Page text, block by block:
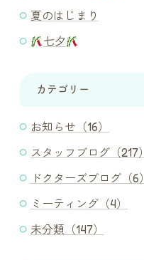
夏のはじまり
七夕
カテゴリー
お知らせ（16）
スタッフブログ（217）
ドクターズブログ（6）
ミーティング（4）
未分類（147）